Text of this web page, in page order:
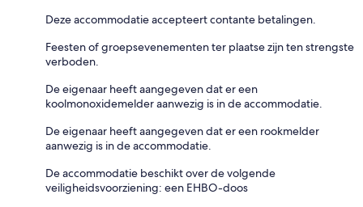
Deze accommodatie accepteert contante betalingen.
Feesten of groepsevenementen ter plaatse zijn ten strengste
verboden.
De eigenaar heeft aangegeven dat er een
koolmonoxidemelder aanwezig is in de accommodatie.
De eigenaar heeft aangegeven dat er een rookmelder
aanwezig is in de accommodatie.
De accommodatie beschikt over de volgende
veiligheidsvoorziening: een EHBO-doos